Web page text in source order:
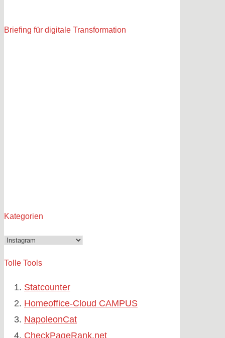
Briefing für digitale Transformation
Kategorien
Kategorien
Tolle Tools
Statcounter
Homeoffice-Cloud CAMPUS
NapoleonCat
CheckPageRank.net